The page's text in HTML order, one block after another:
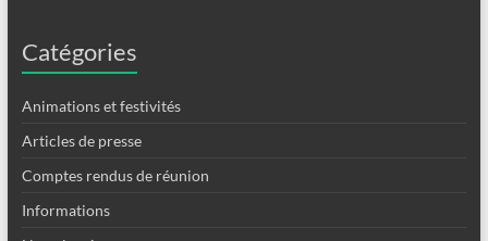
Catégories
Animations et festivités
Articles de presse
Comptes rendus de réunion
Informations